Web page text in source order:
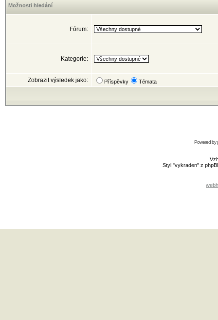
Možnosti hledání
Fórum:
Kategorie:
Zobrazit výsledek jako: Příspěvky Témata
Powered by
Styl "vykraden" z